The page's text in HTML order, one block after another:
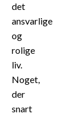
det
ansvarlige
og
rolige
liv.
Noget,
der
snart